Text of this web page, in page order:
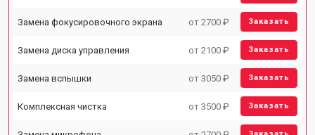
Замена фокусировочного экрана от 2700 ₽ Заказать
Замена диска управления от 2100 ₽ Заказать
Замена вспышки от 3050 ₽ Заказать
Комплексная чистка от 3500 ₽ Заказать